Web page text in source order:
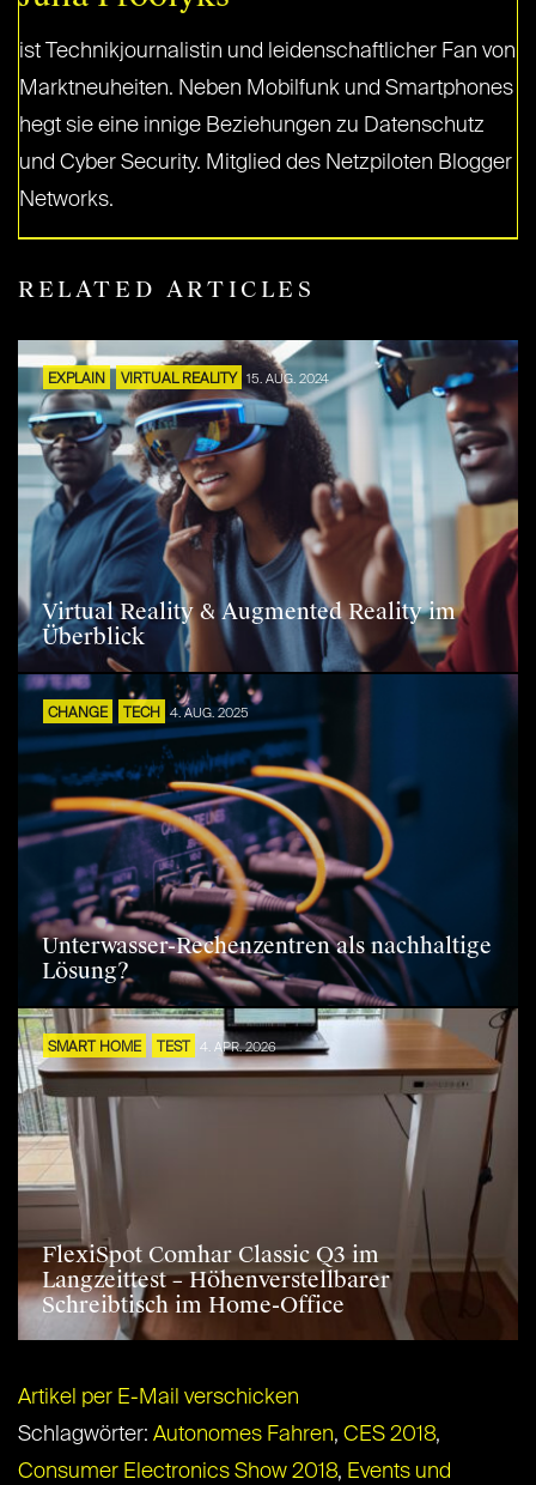
ist Technikjournalistin und leidenschaftlicher Fan von
Marktneuheiten. Neben Mobilfunk und Smartphones
hegt sie eine innige Beziehungen zu Datenschutz
und Cyber Security. Mitglied des Netzpiloten Blogger
Networks.
RELATED ARTICLES
EXPLAIN VIRTUAL REALITY 15. AUG. 2024
Virtual Reality & Augmented Reality im
Überblick
CHANGE TECH 4. AUG. 2025
Unterwasser-Rechenzentren als nachhaltige
Lösung?
SMART HOME TEST 4. APR. 2026
FlexiSpot Comhar Classic Q3 im
Langzeittest – Höhenverstellbarer
Schreibtisch im Home-Office
Artikel per E-Mail verschicken
Schlagwörter: Autonomes Fahren, CES 2018,
Consumer Electronics Show 2018, Events und